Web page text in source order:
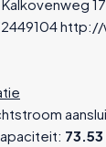
17
73.53